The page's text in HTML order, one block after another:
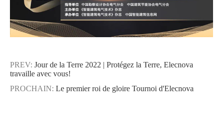
PREV: Jour de la Terre 2022 | Protégez la Terre, Elecnova
travaille avec vous!
PROCHAIN: Le premier roi de gloire Tournoi d'Elecnova